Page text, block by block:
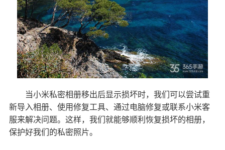
当小米私密相册移出后显示损坏时，我们可以尝试重
新导入相册、使用修复工具、通过电脑修复或联系小米客
服来解决问题。这样，我们就能够顺利恢复损坏的相册，
保护好我们的私密照片。